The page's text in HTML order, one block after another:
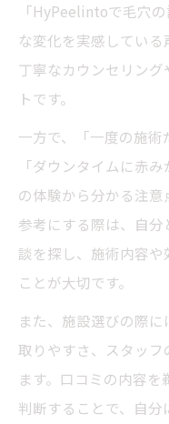
「HyPeelintoで毛穴
な変化を実感してい
丁寧なカウンセリン
トです。
一方で、「一度の施術
「ダウンタイムに赤
の体験から分かる注意
参考にする際は、自
談を探し、施術内容
ことが大切です。
また、施設選びの際
取りやすさ、スタッフ
ます。口コミの内容
判断することで、自分